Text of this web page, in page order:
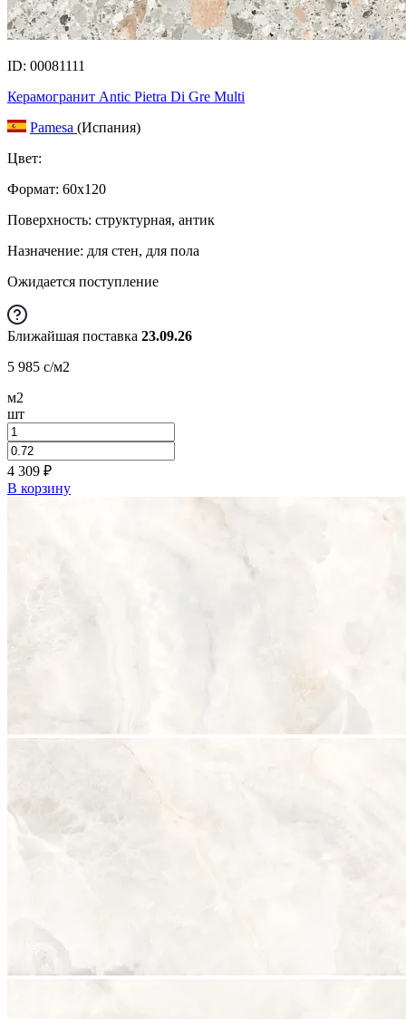
ID: 00081111
Керамогранит Antic Pietra Di Gre Multi
Pamesa (Испания)
Цвет:
Формат: 60x120
Поверхность: структурная, антик
Назначение: для стен, для пола
Ожидается поступление
Ближайшая поставка 23.09.26
5 985 c/м2
м2
шт
4 309 ₽
В корзину